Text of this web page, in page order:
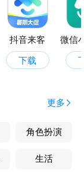
抖音来客
下载
更多
角色扮演
生活